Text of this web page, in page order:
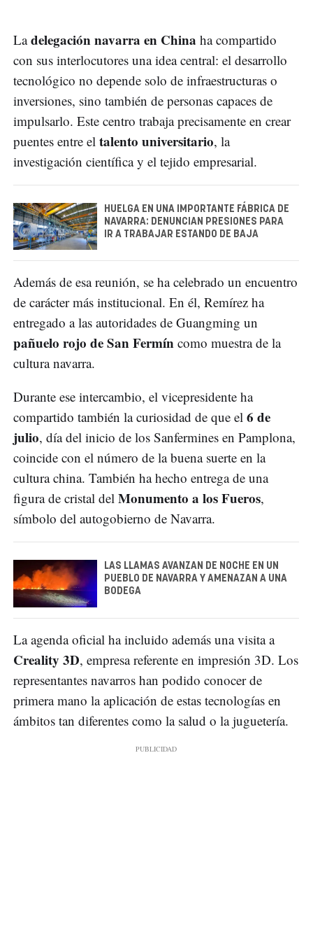
Ladelegación navarra en China ha compartido
con sus interlocutores una idea central: el desarrollo
tecnológico no depende solo de infraestructuras o
inversiones, sino también de personas capaces de
impulsarlo. Este centro trabaja precisamente en crear
puentes entre el talento universitario, la
investigación científica y el tejido empresarial.
HUELGA EN UNA IMPORTANTE FÁBRICA DE
NAVARRA: DENUNCIAN PRESIONES PARA
IR A TRABAJAR ESTANDO DE BAJA
Además de esa reunión, se ha celebrado un encuentro
de carácter más institucional. En él, Remírez ha
entregado a las autoridades de Guangming un
pañuelo rojo de San Fermín como muestra de la
cultura navarra.
Durante ese intercambio, el vicepresidente ha
compartido también la curiosidad de que el 6 de
julio, día del inicio de los Sanfermines en Pamplona,
coincide con el número de la buena suerte en la
cultura china. También ha hecho entrega de una
figura de cristal del Monumento a los Fueros,
símbolo del autogobierno de Navarra.
LAS LLAMAS AVANZAN DE NOCHE EN UN
PUEBLO DE NAVARRA Y AMENAZAN A UNA
BODEGA
La agenda oficial ha incluido además una visita a
Creality 3D, empresa referente en impresión 3D. Los
representantes navarros han podido conocer de
primera mano la aplicación de estas tecnologías en
ámbitos tan diferentes como la salud o la juguetería.